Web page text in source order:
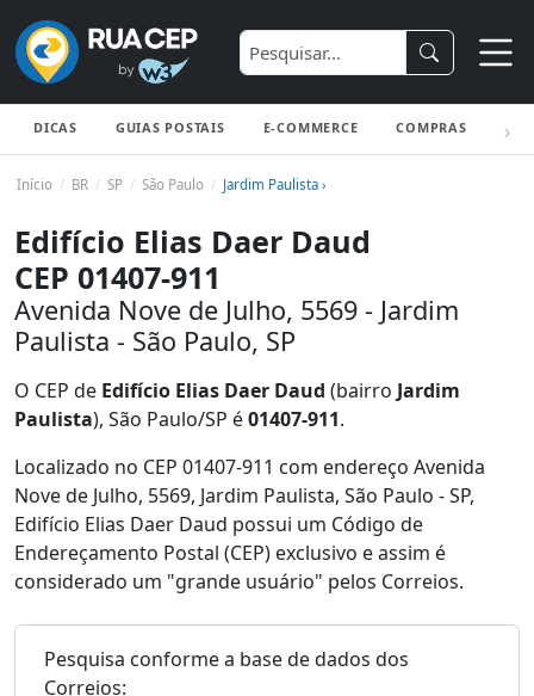
DICAS GUIAS POSTAIS E-COMMERCE COMPRAS
Início BR SP São Paulo Jardim Paulista ›
Edifício Elias Daer Daud
CEP 01407-911
Avenida Nove de Julho, 5569 - Jardim
Paulista - São Paulo, SP
O CEP de Edifício Elias Daer Daud (bairro Jardim
Paulista), São Paulo/SP é01407-911.
Localizado no CEP 01407-911 com endereço Avenida
Nove de Julho, 5569, Jardim Paulista, São Paulo - SP,
Edifício Elias Daer Daud possui um Código de
Endereçamento Postal (CEP) exclusivo e assim é
considerado um "grande usuário" pelos Correios.
Pesquisa conforme a base de dados dos
Correios: